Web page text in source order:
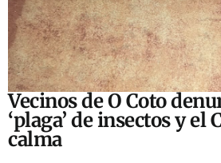
Vecinos de O Coto
‘plaga’ de insectos y el
calma